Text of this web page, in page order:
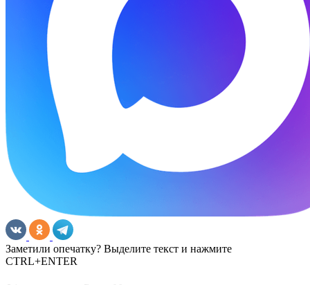
Заметили опечатку? Выделите текст и нажмите
CTRL+ENTER